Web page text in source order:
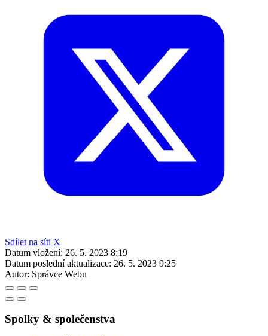
Sdílet na síti X
Datum vložení: 26. 5. 2023 8:19
Datum poslední aktualizace: 26. 5. 2023 9:25
Autor: Správce Webu
Spolky & společenstva